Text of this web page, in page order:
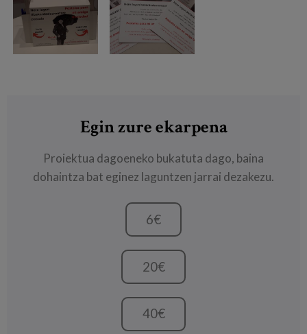
Egin zure ekarpena
Proiektua dagoeneko bukatuta dago, baina
dohaintza bat eginez laguntzen jarrai dezakezu.
6€
20€
40€